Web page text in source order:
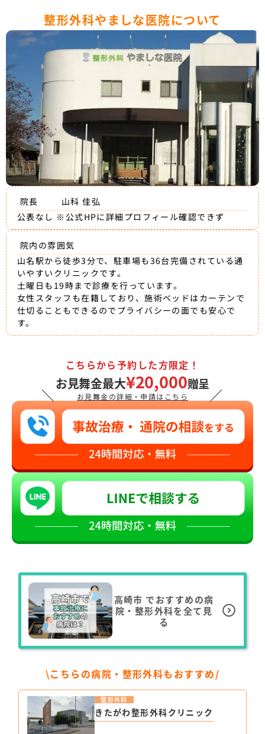
整形外科やましな医院について
院長
山科 佳弘
公表なし ※公式HPに詳細プロフィール確認できず
院内の雰囲気
山名駅から徒歩3分で、駐車場も36台完備されている通
いやすいクリニックです。
土曜日も19時まで診療を行っています。
女性スタッフも在籍しており、施術ベッドはカーテンで
仕切ることもできるのでプライバシーの面でも安心で
す。
＼
こちらから予約した方限定！
お見舞金最大¥20,000贈呈
お見舞金の詳細・申請はこちら ／
高崎市 でおすすめの病
院・整形外科を全て見
る
\こちらの病院・整形外科もおすすめ/
きたがわ整形外科クリニック
整形外科